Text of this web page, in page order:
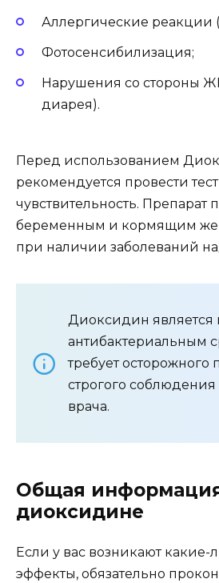
Аллергические реакции
Фотосенсибилизация;
Нарушения со стороны
диарея).
Перед использованием
рекомендуется провести
чувствительность. Препарат
беременным и кормящим
при наличии заболеваний
Диоксидин
антибактериальным
требует
строгого
врача.
Общая
диоксидине
Если у вас возникают
эффекты, обязательно